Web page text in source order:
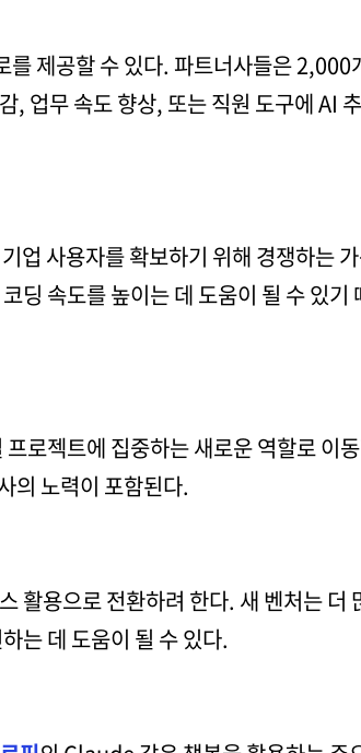
제공할 수 있다. 파트너사들은 2,000
업무 속도 향상, 또는 직원 도구에 AI
업 사용자를 확보하기 위해 경쟁하는
딩 속도를 높이는 데 도움이 될 수 있
로젝트에 집중하는 새로운 역할로 이
의 노력이 포함된다.
활용으로 전환하려 한다. 새 벤처는 더
는 데 도움이 될 수 있다.